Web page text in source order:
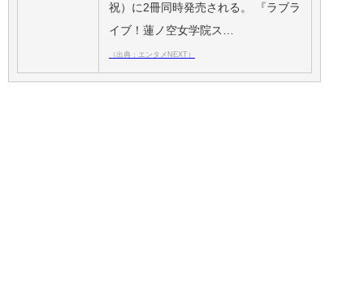
祝）に2冊同時発売される。 『ラブラ
イブ！蓮ノ空女学院ス…
（出典：エンタメNEXT）